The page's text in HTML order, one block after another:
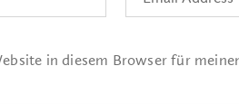
in diesem Browser für